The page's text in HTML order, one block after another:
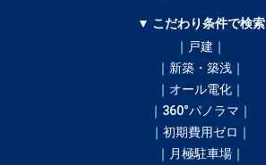
▼ こだわり条件で検索
｜戸建｜
｜新築・築浅｜
｜オール電化｜
｜360°パノラマ｜
｜初期費用ゼロ｜
｜月極駐車場｜